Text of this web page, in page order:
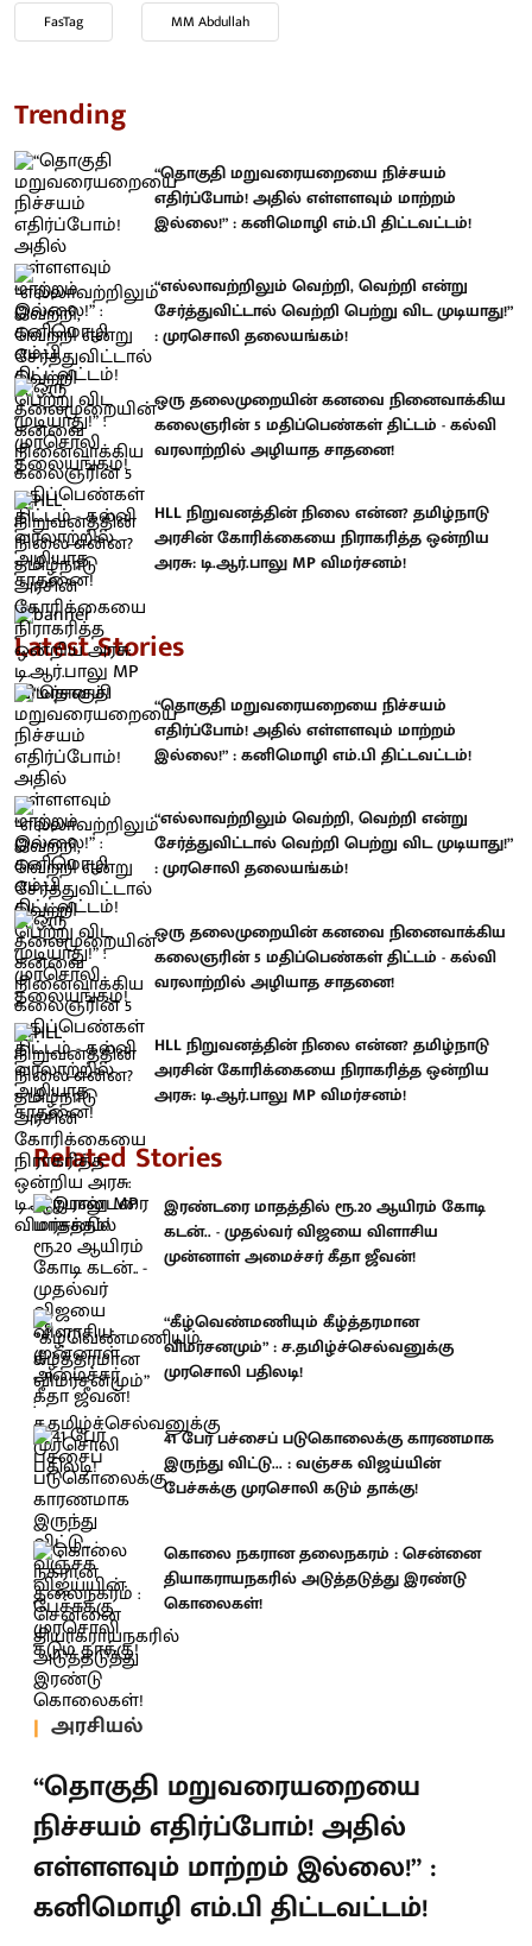
FasTag MM Abdullah
Trending
“தொகுதி மறுவரையறையை நிச்சயம்
எதிர்ப்போம்! அதில் எள்ளளவும் மாற்றம்
இல்லை!” : கனிமொழி எம்.பி திட்டவட்டம்!
“எல்லாவற்றிலும் வெற்றி, வெற்றி என்று
சேர்த்துவிட்டால் வெற்றி பெற்று விட முடியாது!”
: முரசொலி தலையங்கம்!
ஒரு தலைமுறையின் கனவை நினைவாக்கிய
கலைஞரின் 5 மதிப்பெண்கள் திட்டம் - கல்வி
வரலாற்றில் அழியாத சாதனை!
HLL நிறுவனத்தின் நிலை என்ன? தமிழ்நாடு
அரசின் கோரிக்கையை நிராகரித்த ஒன்றிய
அரசு: டி.ஆர்.பாலு MP விமர்சனம்!
Latest Stories
“தொகுதி மறுவரையறையை நிச்சயம்
எதிர்ப்போம்! அதில் எள்ளளவும் மாற்றம்
இல்லை!” : கனிமொழி எம்.பி திட்டவட்டம்!
“எல்லாவற்றிலும் வெற்றி, வெற்றி என்று
சேர்த்துவிட்டால் வெற்றி பெற்று விட முடியாது!”
: முரசொலி தலையங்கம்!
ஒரு தலைமுறையின் கனவை நினைவாக்கிய
கலைஞரின் 5 மதிப்பெண்கள் திட்டம் - கல்வி
வரலாற்றில் அழியாத சாதனை!
HLL நிறுவனத்தின் நிலை என்ன? தமிழ்நாடு
அரசின் கோரிக்கையை நிராகரித்த ஒன்றிய
அரசு: டி.ஆர்.பாலு MP விமர்சனம்!
Related Stories
இரண்டரை மாதத்தில் ரூ.20 ஆயிரம் கோடி
கடன்.. - முதல்வர் விஜயை விளாசிய
முன்னாள் அமைச்சர் கீதா ஜீவன்!
“கீழ்வெண்மணியும் கீழ்த்தரமான
விமர்சனமும்” : ச.தமிழ்ச்செல்வனுக்கு
முரசொலி பதிலடி!
41 பேர் பச்சைப் படுகொலைக்கு காரணமாக
இருந்து விட்டு... : வஞ்சக விஜய்யின்
பேச்சுக்கு முரசொலி கடும் தாக்கு!
கொலை நகரான தலைநகரம் : சென்னை
தியாகராயநகரில் அடுத்தடுத்து இரண்டு
கொலைகள்!
அரசியல்
“தொகுதி மறுவரையறையை
நிச்சயம் எதிர்ப்போம்! அதில்
எள்ளளவும் மாற்றம் இல்லை!” :
கனிமொழி எம்.பி திட்டவட்டம்!